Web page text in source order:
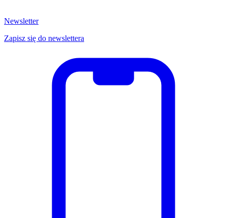
Newsletter
Zapisz się do newslettera